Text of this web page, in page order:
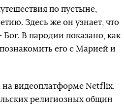
по пустыне,
Здесь же он узнает, что
В пародии показано, как
его с Марией и
на видеоплатформе Netflix.
религиозных общин